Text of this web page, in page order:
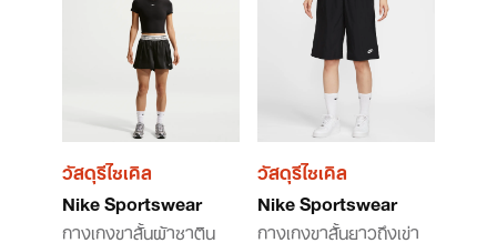
วัสดุรีไซเคิล
Nike Sportswear
กางเกงขาสั้นผ้าซาติน
วัสดุรีไซเคิล
Nike Sportswear
กางเกงขาสั้นยาวถึงเข่า